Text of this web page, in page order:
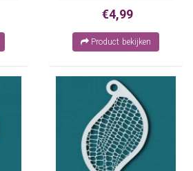
€4,99
Product bekijken